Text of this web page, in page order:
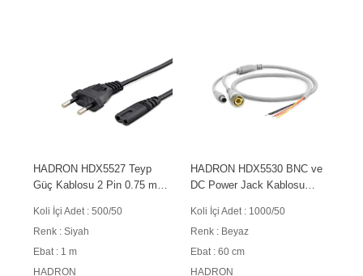
HADRON HDX5527 Teyp
Güç Kablosu 2 Pin 0.75 mm
Koli İçi Adet : 500/50
Renk : Siyah
Ebat : 1 m
HADRON
HADRON HDX5530 BNC ve
DC Power Jack Kablosu
Koli İçi Adet : 1000/50
Renk : Beyaz
Ebat : 60 cm
HADRON